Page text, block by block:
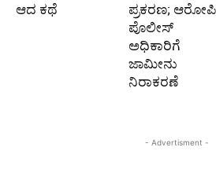
ಆದ ಕಥೆ
ಪ್ರಕರಣ; ಆರೋಪಿ
ಪೊಲೀಸ್‌
ಅಧಿಕಾರಿಗೆ
ಜಾಮೀನು
ನಿರಾಕರಣೆ
- Advertisment -